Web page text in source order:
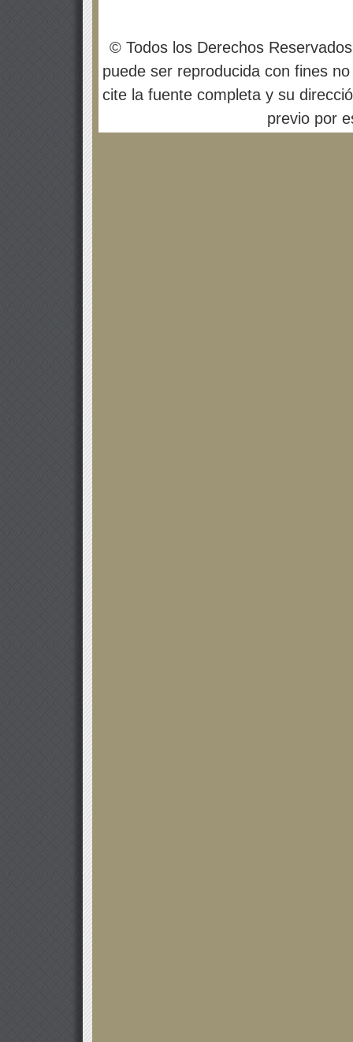
© Todos los Derechos
puede ser reproducida con fines
cite la fuente completa y su
previo por